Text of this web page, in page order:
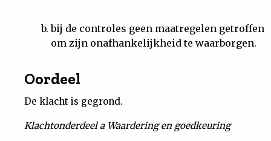
bij de controles geen maatregelen getroffen
om zijn onafhankelijkheid te waarborgen.
Oordeel
De klacht is gegrond.
Klachtonderdeel a Waardering en goedkeuring